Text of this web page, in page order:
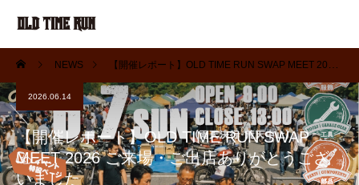
NEWS 【開催レポート】OLD TIME RUN SWAP MEET 2026 ご来場・ご出店ありがとうございました
2026.06.14
【開催レポート】OLD TIME RUN SWAP
MEET 2026 ご来場・ご出店ありがとうござ
いました